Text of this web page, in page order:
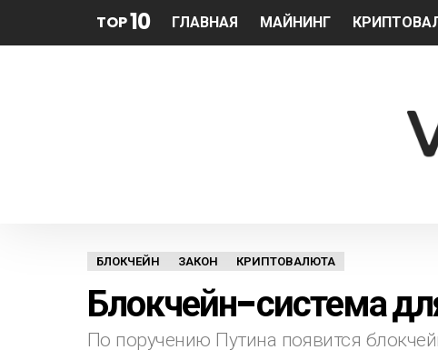
TOP10 ГЛАВНАЯ МАЙНИНГ
БЛОКЧЕЙН ЗАКОН КРИПТОВАЛЮТА
Блокчейн-система
По поручению Путина появится